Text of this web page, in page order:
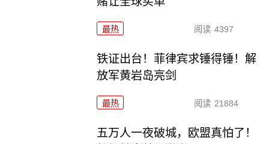
最热 阅读 4397
铁证出台！菲律宾求锤得锤！解
放军黄岩岛亮剑
最热 阅读 21884
五万人一夜破城，欧盟真怕了！